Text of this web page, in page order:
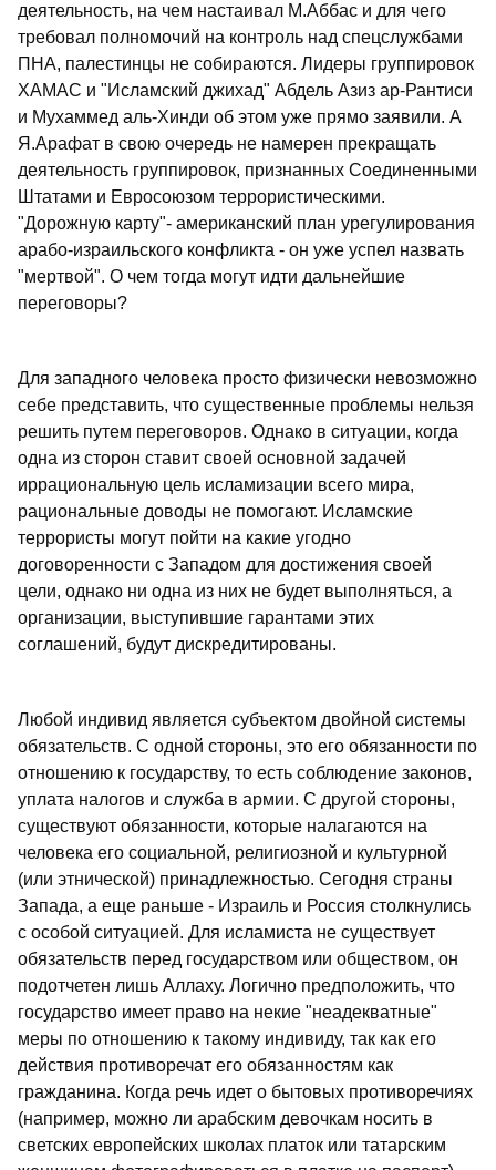
деятельность, на чем настаивал М.Аббас и для чего
требовал полномочий на контроль над спецслужбами
ПНА, палестинцы не собираются. Лидеры группировок
ХАМАС и "Исламский джихад" Абдель Азиз ар-Рантиси
и Мухаммед аль-Хинди об этом уже прямо заявили. А
Я.Арафат в свою очередь не намерен прекращать
деятельность группировок, признанных Соединенными
Штатами и Евросоюзом террористическими.
"Дорожную карту"- американский план урегулирования
арабо-израильского конфликта - он уже успел назвать
"мертвой". О чем тогда могут идти дальнейшие
переговоры?
Для западного человека просто физически невозможно
себе представить, что существенные проблемы нельзя
решить путем переговоров. Однако в ситуации, когда
одна из сторон ставит своей основной задачей
иррациональную цель исламизации всего мира,
рациональные доводы не помогают. Исламские
террористы могут пойти на какие угодно
договоренности с Западом для достижения своей
цели, однако ни одна из них не будет выполняться, а
организации, выступившие гарантами этих
соглашений, будут дискредитированы.
Любой индивид является субъектом двойной системы
обязательств. С одной стороны, это его обязанности по
отношению к государству, то есть соблюдение законов,
уплата налогов и служба в армии. С другой стороны,
существуют обязанности, которые налагаются на
человека его социальной, религиозной и культурной
(или этнической) принадлежностью. Сегодня страны
Запада, а еще раньше - Израиль и Россия столкнулись
с особой ситуацией. Для исламиста не существует
обязательств перед государством или обществом, он
подотчетен лишь Аллаху. Логично предположить, что
государство имеет право на некие "неадекватные"
меры по отношению к такому индивиду, так как его
действия противоречат его обязанностям как
гражданина. Когда речь идет о бытовых противоречиях
(например, можно ли арабским девочкам носить в
светских европейских школах платок или татарским